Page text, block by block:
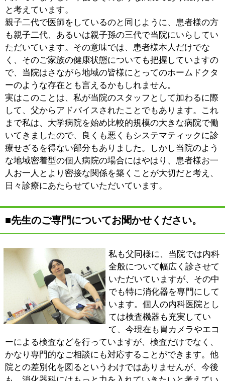
ています。こうした検査を通じて自分自身の健康状態を
常に把握しておくことで、病気の予防や早期発見につな
げていっていただければと思っています。
■診察・治療をする上で、心がけていることな
どはありますか？
いくら専門的な知識や技術を持った医師と言えども、診
ただけですべてがわかるなんてことはありません。特に
内科の場合はそうです。患者様の体の状態は、患者様ご
自身が一番よくわかっていらっしゃると思いますので、
まずは患者様のお話をしっかりと伺うことを心がけてい
ます。さきほど、規模の大きな病院で働いていたときの
ことについて少し述べましたが、その頃と比べると、患
者様と向かい合ってお話を伺う時間は確実に長くなって
いると思います（笑）。
ただその一方で、患者様は医療の専門家ではありません
ので、何か不調を感じていながらも、それを言葉にして
上手く説明することができないといったことも当然あり
ます。そこで単にお話を伺うだけでなく、時に助け舟を
出しながら情報を引き出してあげることも、医師の重要
■最後に地域の皆様にメッセージをお願いしま
す。
どんなに些細なことでもかまいませんので、お体の調子
で少しでも気になることがあれば、どうぞ遠慮なくご来
院ください。「診察」というと敷居が高く感じられるか
もしれませんので、あくまでも「相談」という感覚でお
越しいただければと思います。
また、当院では健康診断を受診していただくこともでき
まして、最近は男性・女性を問わず、生活習慣病の方が
確実に増えています。その原因としては、運動不足や睡
眠不足もさることながら、カロリーや塩分の過剰摂取と
いった具合に食事に問題があるケースも多々ございま
す。そうした運動や食事に関するアドバイスなどもさせ
ていただいていますので、こちらに関してもお気軽にご
相談いただければと思っています。
※上記記事は2013.11に取材したものです。